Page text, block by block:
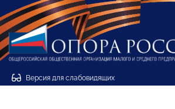
Версия для слабовидящих